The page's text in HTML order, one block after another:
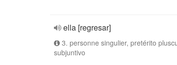
ella [regresar]
3. personne singulier, pretérito
subjuntivo